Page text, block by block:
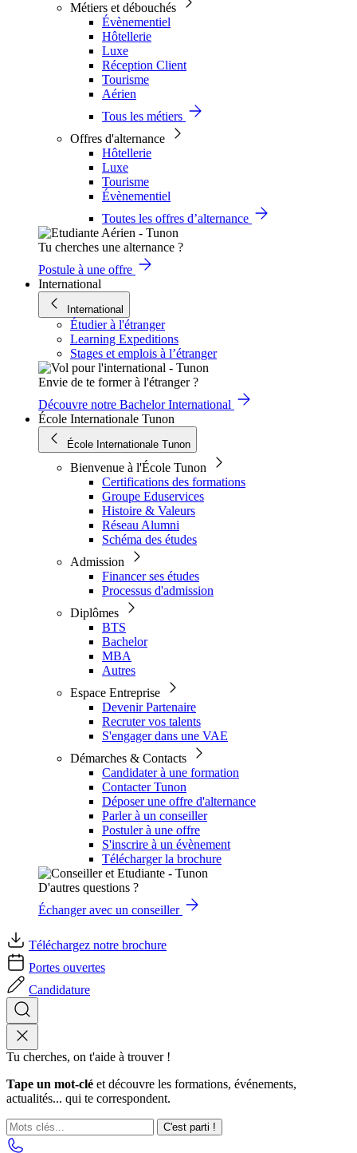
Métiers et débouchés
Évènementiel
Hôtellerie
Luxe
Réception Client
Tourisme
Aérien
Tous les métiers
Offres d'alternance
Hôtellerie
Luxe
Tourisme
Évènementiel
Toutes les offres d’alternance
Tu cherches une alternance ?
Postule à une offre
International
International
Étudier à l'étranger
Learning Expeditions
Stages et emplois à l’étranger
Envie de te former à l'étranger ?
Découvre notre Bachelor International
École Internationale Tunon
École Internationale Tunon
Bienvenue à l'École Tunon
Certifications des formations
Groupe Eduservices
Histoire & Valeurs
Réseau Alumni
Schéma des études
Admission
Financer ses études
Processus d'admission
Diplômes
BTS
Bachelor
MBA
Autres
Espace Entreprise
Devenir Partenaire
Recruter vos talents
S'engager dans une VAE
Démarches & Contacts
Candidater à une formation
Contacter Tunon
Déposer une offre d'alternance
Parler à un conseiller
Postuler à une offre
S'inscrire à un évènement
Télécharger la brochure
D'autres questions ?
Échanger avec un conseiller
Téléchargez notre brochure
Portes ouvertes
Candidature
Tu cherches, on t'aide à trouver !
Tape un mot-clé et découvre les formations, événements,
actualités... qui te correspondent.
C'est parti !